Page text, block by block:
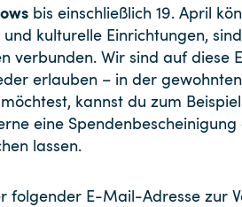
bis einschließlich 19. April
kulturelle Einrichtungen,
verbunden. Wir sind auf diese
erlauben – in der
kannst du zum
eine
lassen.
folgender E-Mail-Adresse zur